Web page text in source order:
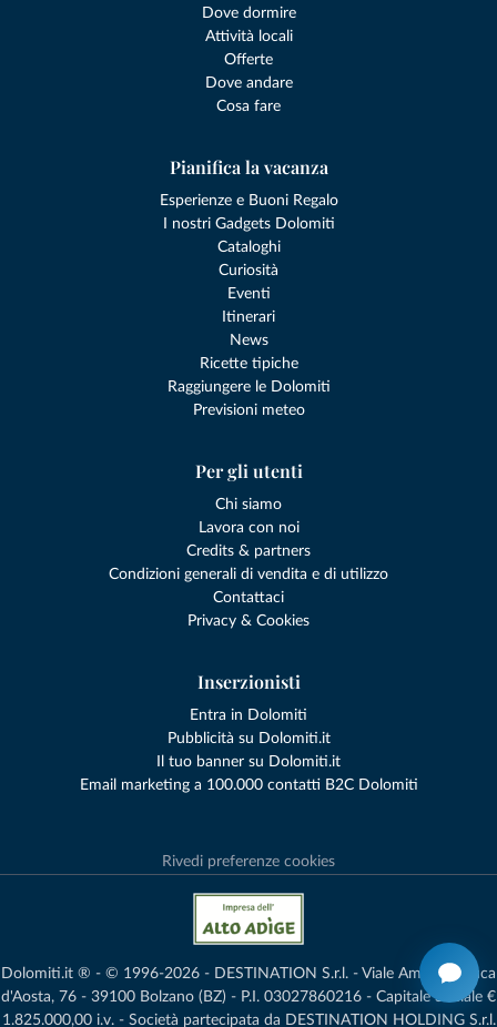
Dove dormire
Attività locali
Offerte
Dove andare
Cosa fare
Pianifica la vacanza
Esperienze e Buoni Regalo
I nostri Gadgets Dolomiti
Cataloghi
Curiosità
Eventi
Itinerari
News
Ricette tipiche
Raggiungere le Dolomiti
Previsioni meteo
Per gli utenti
Chi siamo
Lavora con noi
Credits & partners
Condizioni generali di vendita e di utilizzo
Contattaci
Privacy & Cookies
Inserzionisti
Entra in Dolomiti
Pubblicità su Dolomiti.it
Il tuo banner su Dolomiti.it
Email marketing a 100.000 contatti B2C Dolomiti
Rivedi preferenze cookies
Dolomiti.it ® - © 1996-2026 - DESTINATION S.r.l. - Viale Amedeo Duca
d'Aosta, 76 - 39100 Bolzano (BZ) - P.I. 03027860216 - Capitale Sociale €
1.825.000,00 i.v. - Società partecipata da DESTINATION HOLDING S.r.l.